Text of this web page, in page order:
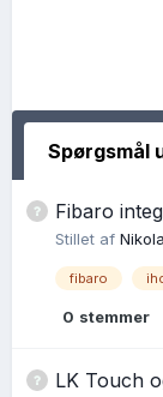
Spørgsmål
Fibaro
Stillet af
fibaro
0 stemmer
LK Touch